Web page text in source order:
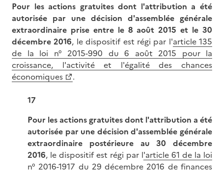
Pour les actions gratuites dont l'attribution a été
autorisée par une décision d'assemblée générale
extraordinaire prise entre le 8 août 2015 et le 30
décembre 2016, le dispositif est régi par l'article 135
de la loi n° 2015-990 du 6 août 2015 pour la
croissance, l'activité et l'égalité des chances
économiques
.
17
Pour les actions gratuites dont l'attribution a été
autorisée par une décision d'assemblée générale
extraordinaire postérieure au 30 décembre
2016, le dispositif est régi par l'article 61 de la loi
n° 2016-1917 du 29 décembre 2016 de finances